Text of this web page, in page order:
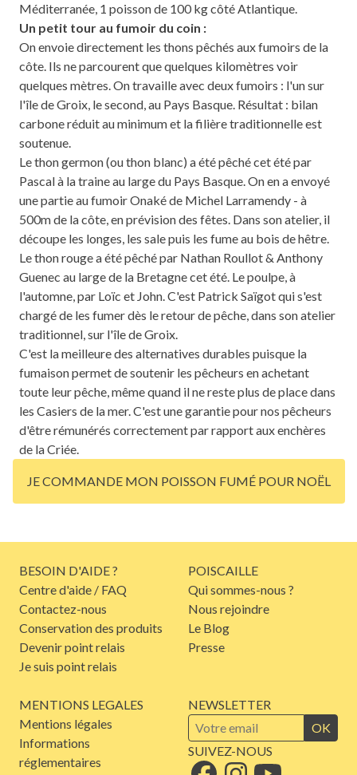
Méditerranée, 1 poisson de 100 kg côté Atlantique.
Un petit tour au fumoir du coin :
On envoie directement les thons pêchés aux fumoirs de la
côte. Ils ne parcourent que quelques kilomètres voir
quelques mètres. On travaille avec deux fumoirs : l'un sur
l'île de Groix, le second, au Pays Basque. Résultat : bilan
carbone réduit au minimum et la filière traditionnelle est
soutenue.
Le thon germon (ou thon blanc) a été pêché cet été par
Pascal à la traine au large du Pays Basque. On en a envoyé
une partie au fumoir Onaké de Michel Larramendy - à
500m de la côte, en prévision des fêtes. Dans son atelier, il
découpe les longes, les sale puis les fume au bois de hêtre.
Le thon rouge a été pêché par Nathan Roullot & Anthony
Guenec au large de la Bretagne cet été. Le poulpe, à
l'automne, par Loïc et John. C'est Patrick Saïgot qui s'est
chargé de les fumer dès le retour de pêche, dans son atelier
traditionnel, sur l'île de Groix.
C'est la meilleure des alternatives durables puisque la
fumaison permet de soutenir les pêcheurs en achetant
toute leur pêche, même quand il ne reste plus de place dans
les Casiers de la mer. C'est une garantie pour nos pêcheurs
d'être rémunérés correctement par rapport aux enchères
de la Criée.
JE COMMANDE MON POISSON FUMÉ POUR NOËL
BESOIN D'AIDE ?
Centre d'aide / FAQ
Contactez-nous
Conservation des produits
Devenir point relais
Je suis point relais
POISCAILLE
Qui sommes-nous ?
Nous rejoindre
Le Blog
Presse
MENTIONS LEGALES
Mentions légales
Informations
réglementaires
NEWSLETTER
OK
SUIVEZ-NOUS